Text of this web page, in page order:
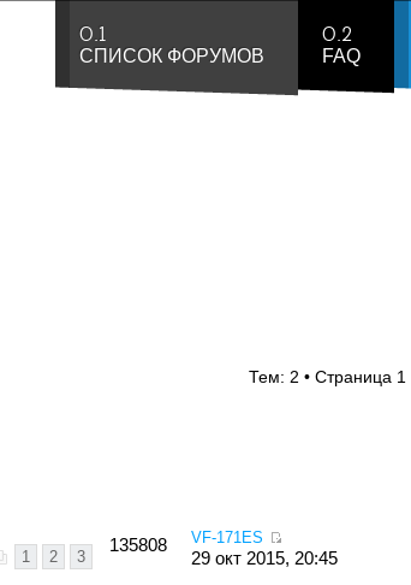
0.1
СПИСОК ФОРУМОВ
0.2
FAQ
Тем: 2 • Страница 1
1 2 3
135808 VF-171ES
29 окт 2015, 20:45